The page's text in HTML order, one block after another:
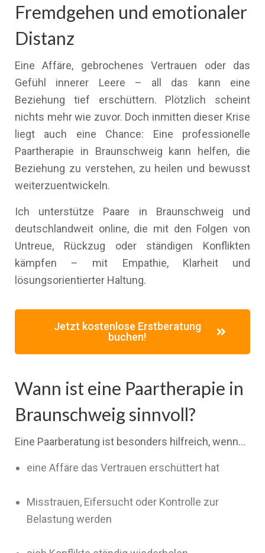
Fremdgehen und emotionaler
Distanz
Eine Affäre, gebrochenes Vertrauen oder das
Gefühl innerer Leere – all das kann eine
Beziehung tief erschüttern. Plötzlich scheint
nichts mehr wie zuvor. Doch inmitten dieser Krise
liegt auch eine Chance: Eine professionelle
Paartherapie in Braunschweig kann helfen, die
Beziehung zu verstehen, zu heilen und bewusst
weiterzuentwickeln.
Ich unterstütze Paare in Braunschweig und
deutschlandweit online, die mit den Folgen von
Untreue, Rückzug oder ständigen Konflikten
kämpfen – mit Empathie, Klarheit und
lösungsorientierter Haltung.
Jetzt kostenlose Erstberatung
buchen!
Wann ist eine Paartherapie in
Braunschweig sinnvoll?
Eine Paarberatung ist besonders hilfreich, wenn…
eine Affäre das Vertrauen erschüttert hat
Misstrauen, Eifersucht oder Kontrolle zur
Belastung werden